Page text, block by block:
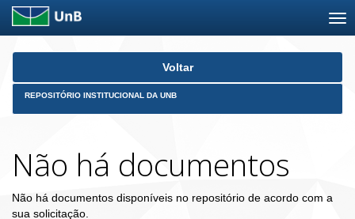
Skip
Voltar
REPOSITÓRIO INSTITUCIONAL DA UNB
Não há documentos
Não há documentos disponíveis no repositório de acordo com a
sua solicitação.